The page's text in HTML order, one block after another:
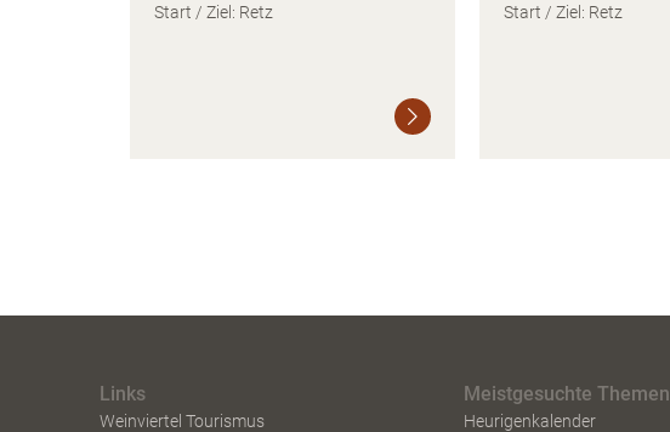
Start / Ziel: Retz
Start / Ziel: Retz
Links
Weinviertel Tourismus
Meistgesuchte Themen
Heurigenkalender